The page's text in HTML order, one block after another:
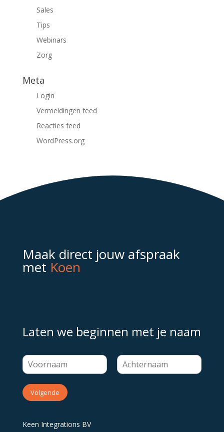
Sales
Tips
Webinars
Zorg
Meta
Login
Vermeldingen feed
Reacties feed
WordPress.org
Maak direct jouw afspraak
met Koen
Laten we beginnen met je naam
Volgende
Keen Integrations BV